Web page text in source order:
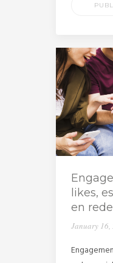
likes,
en
January 16,